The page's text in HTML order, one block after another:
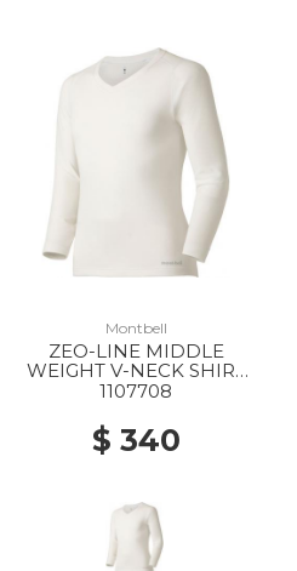
Montbell
ZEO-LINE MIDDLE
WEIGHT V-NECK SHIRT
MS WT
1107708
$ 340